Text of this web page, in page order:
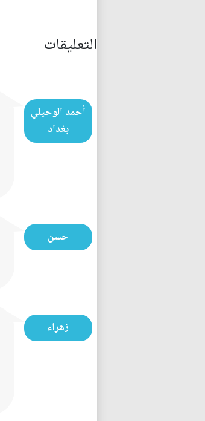
التعليقات
أحمد الوحيلي
بغداد
حسن
زهراء